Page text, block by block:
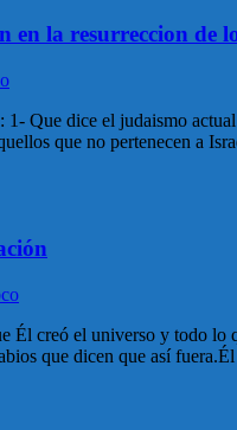
en la resurreccion de
1- Que dice el judaismo
que no pertenecen a
Él creó el universo y todo lo
que dicen que así